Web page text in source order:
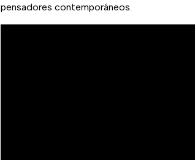
pensadores contemporáneos.